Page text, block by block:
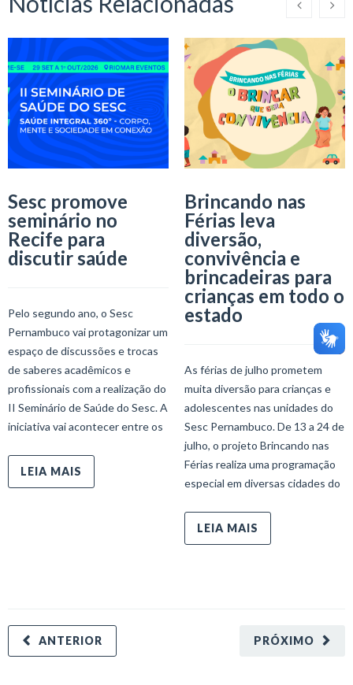
Sesc promove
seminário no
Recife para
discutir saúde
Pelo segundo ano, o Sesc
Pernambuco vai protagonizar um
espaço de discussões e trocas
de saberes acadêmicos e
profissionais com a realização do
II Seminário de Saúde do Sesc. A
iniciativa vai acontecer entre os
LEIA MAIS
Brincando nas
Férias leva
diversão,
convivência e
brincadeiras para
crianças em todo o
estado
As férias de julho prometem
muita diversão para crianças e
adolescentes nas unidades do
Sesc Pernambuco. De 13 a 24 de
julho, o projeto Brincando nas
Férias realiza uma programação
especial em diversas cidades do
LEIA MAIS
PRÓXIMO
ANTERIOR